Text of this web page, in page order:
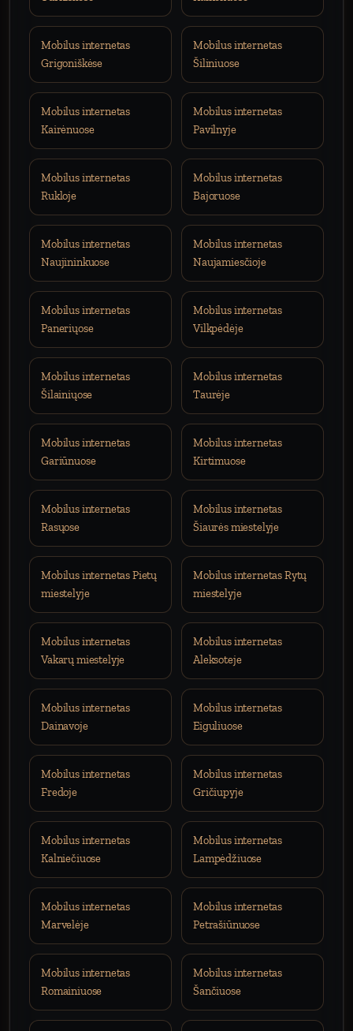
Mobilus internetas
Grigoniškėse
Mobilus internetas
Šiliniuose
Mobilus internetas
Kairėnuose
Mobilus internetas
Pavilnyje
Mobilus internetas
Rukloje
Mobilus internetas
Bajoruose
Mobilus internetas
Naujininkuose
Mobilus internetas
Naujamiesčioje
Mobilus internetas
Paneriųose
Mobilus internetas
Vilkpėdėje
Mobilus internetas
Šilainiųose
Mobilus internetas
Taurėje
Mobilus internetas
Gariūnuose
Mobilus internetas
Kirtimuose
Mobilus internetas
Rasųose
Mobilus internetas
Šiaurės miestelyje
Mobilus internetas Pietų
miestelyje
Mobilus internetas Rytų
miestelyje
Mobilus internetas
Vakarų miestelyje
Mobilus internetas
Aleksoteje
Mobilus internetas
Dainavoje
Mobilus internetas
Eiguliuose
Mobilus internetas
Fredoje
Mobilus internetas
Gričiupyje
Mobilus internetas
Kalniečiuose
Mobilus internetas
Lampėdžiuose
Mobilus internetas
Marvelėje
Mobilus internetas
Petrašiūnuose
Mobilus internetas
Romainiuose
Mobilus internetas
Šančiuose